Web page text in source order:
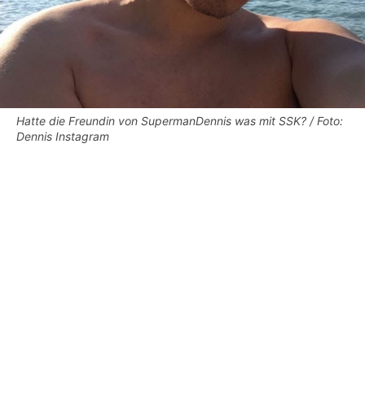
Hatte die Freundin von SupermanDennis was mit SSK? / Foto:
Dennis Instagram